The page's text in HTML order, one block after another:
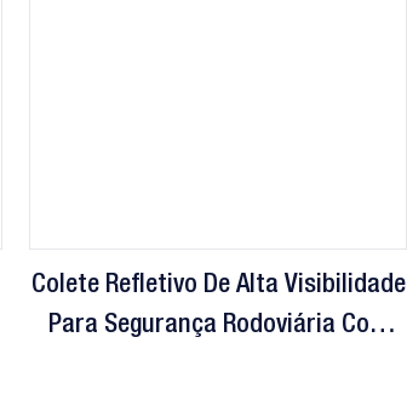
Colete Refletivo De Alta Visibilidade
Para Segurança Rodoviária Com